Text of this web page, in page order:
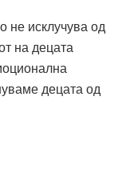
не исклучува од
на децата
децата од